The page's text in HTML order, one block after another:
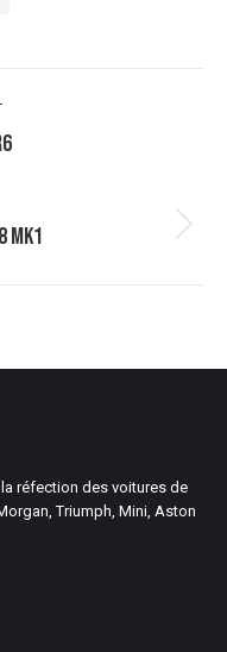
MK1
la réfection des voitures de
Triumph, Mini, Aston